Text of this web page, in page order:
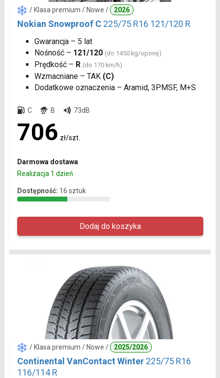
/ Klasa premium / Nowe / 2026
Nokian Snowproof C 225/75 R16 121/120 R
Gwarancja – 5 lat
Nośność – 121/120 (do 1450 kg/oponę)
Prędkość – R (do 170 km/h)
Wzmacniane – TAK (C)
Dodatkowe oznaczenia – Aramid, 3PMSF, M+S
C B 73dB
706 zł/szt.
Darmowa dostawa
Realizacja 1 dzień
Dostępność: 16 sztuk
/ Klasa premium / Nowe / 2025/2026
Continental VanContact Winter 225/75 R16
116/114 R